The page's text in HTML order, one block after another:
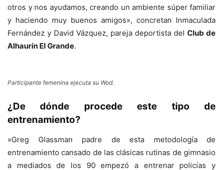
otros y nos ayudamos, creando un ambiente súper familiar
y haciendo muy buenos amigos», concretan Inmaculada
Fernández y David Vázquez, pareja deportista del Club de
Alhaurín El Grande.
Participante femenina ejecuta su Wod.
¿De dónde procede este tipo de
entrenamiento?
»Greg Glassman padre de esta metodología de
entrenamiento cansado de las clásicas rutinas de gimnasio
a mediados de los 90 empezó a entrenar policías y